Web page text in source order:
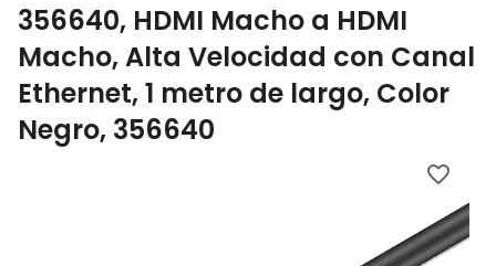
356640, HDMI Macho a HDMI
Macho, Alta Velocidad con Canal
Ethernet, 1 metro de largo, Color
Negro, 356640